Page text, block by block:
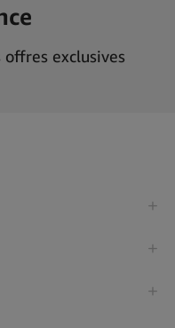
exclusives